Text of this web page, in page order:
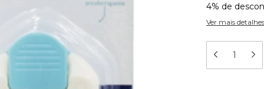
4% de
Ver mais detalhes